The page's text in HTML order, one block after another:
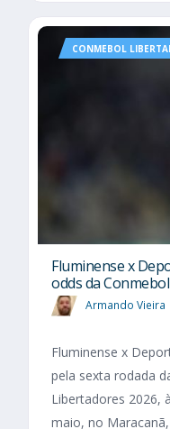
CONMEBOL
Fluminense x
odds da
Armando Vieira
Fluminense x
pela sexta rodada
Libertadores 2026,
maio, no